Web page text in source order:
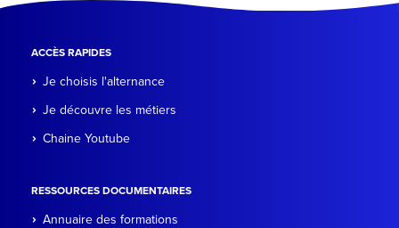
ACCÈS RAPIDES
Je choisis l'alternance
Je découvre les métiers
Chaine Youtube
RESSOURCES DOCUMENTAIRES
Annuaire des formations